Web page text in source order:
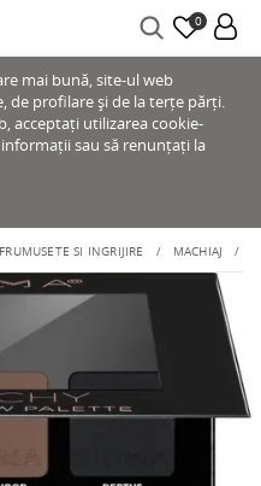
0
mai bună, site-ul web
de profilare și de la terțe părți.
acceptați utilizarea cookie-
sau să renunțați la
FRUMUSETE SI INGRIJIRE MACHIAJ